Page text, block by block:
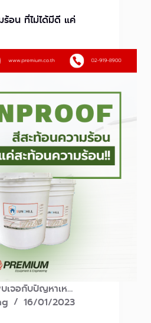
อน ที่ไม่ได้มีดี แค่
เจอกับปัญหาเห…
16/01/2023